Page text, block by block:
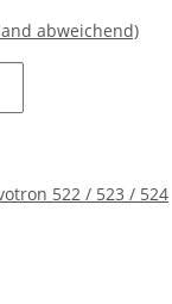
abweichend)